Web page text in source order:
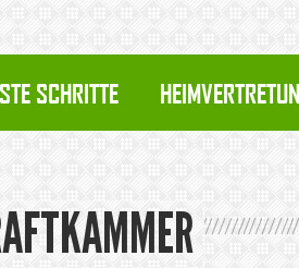
SCHRITTE